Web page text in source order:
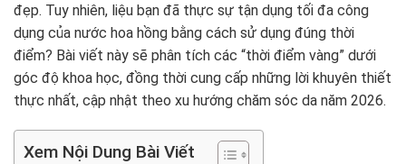
đẹp. Tuy nhiên, liệu bạn đã thực sự tận dụng tối đa công
dụng của nước hoa hồng bằng cách sử dụng đúng thời
điểm? Bài viết này sẽ phân tích các “thời điểm vàng” dưới
góc độ khoa học, đồng thời cung cấp những lời khuyên thiết
thực nhất, cập nhật theo xu hướng chăm sóc da năm 2026.
Xem Nội Dung Bài Viết